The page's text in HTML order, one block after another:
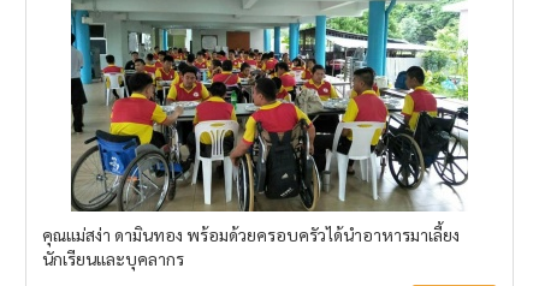
คุณแม่สง่า ดามินทอง พร้อมด้วยครอบครัวได้นำอาหารมาเลี้ยง
นักเรียนและบุคลากร